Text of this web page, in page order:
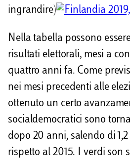
ingrandire)
Nella tabella possono
risultati elettorali, mesi a
quattro anni fa. Come
nei mesi precedenti alle
ottenuto un certo
socialdemocratici sono
dopo 20 anni, salendo di
rispetto al 2015. I verdi son